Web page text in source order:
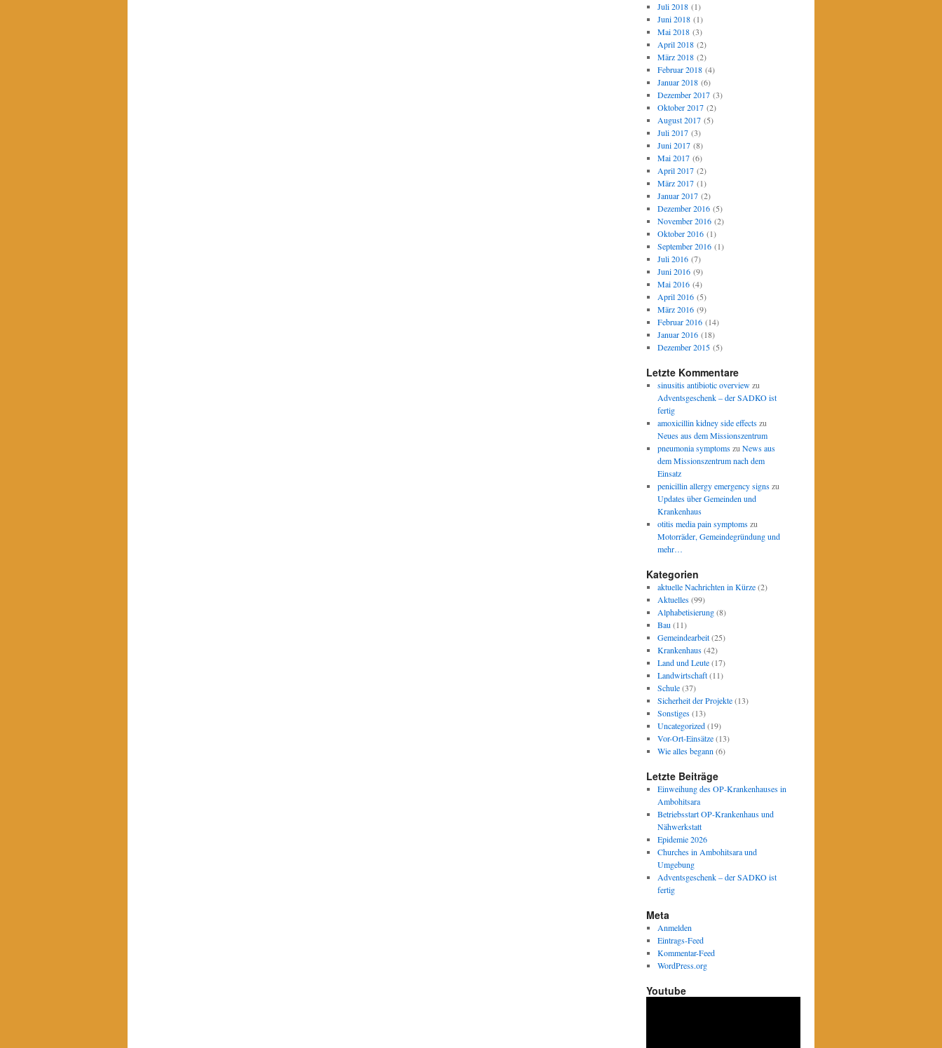
Juli 2018(1)
Juni 2018(1)
Mai 2018(3)
April 2018(2)
März 2018(2)
Februar 2018(4)
Januar 2018(6)
Dezember 2017(3)
Oktober 2017(2)
August 2017(5)
Juli 2017(3)
Juni 2017(8)
Mai 2017(6)
April 2017(2)
März 2017(1)
Januar 2017(2)
Dezember 2016(5)
November 2016(2)
Oktober 2016(1)
September 2016(1)
Juli 2016(7)
Juni 2016(9)
Mai 2016(4)
April 2016(5)
März 2016(9)
Februar 2016(14)
Januar 2016(18)
Dezember 2015(5)
Letzte Kommentare
sinusitis antibiotic overviewzu
Adventsgeschenk – der SADKO ist
fertig
amoxicillin kidney side effectszu
Neues aus dem Missionszentrum
pneumonia symptomszu News aus
dem Missionszentrum nach dem
Einsatz
penicillin allergy emergency signszu
Updates über Gemeinden und
Krankenhaus
otitis media pain symptomszu
Motorräder, Gemeindegründung und
mehr…
Kategorien
aktuelle Nachrichten in Kürze(2)
Aktuelles(99)
Alphabetisierung(8)
Bau (11)
Gemeindearbeit(25)
Krankenhaus(42)
Land und Leute(17)
Landwirtschaft(11)
Schule(37)
Sicherheit der Projekte(13)
Sonstiges(13)
Uncategorized(19)
Vor-Ort-Einsätze(13)
Wie alles begann (6)
Letzte Beiträge
Einweihung des OP-Krankenhauses in
Ambohitsara
Betriebsstart OP-Krankenhaus und
Nähwerkstatt
Epidemie 2026
Churches in Ambohitsara und
Umgebung
Adventsgeschenk – der SADKO ist
fertig
Meta
Anmelden
Eintrags-Feed
Kommentar-Feed
WordPress.org
Youtube